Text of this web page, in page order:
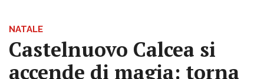
NATALE
Castelnuovo Calcea si
accende di magia: torna